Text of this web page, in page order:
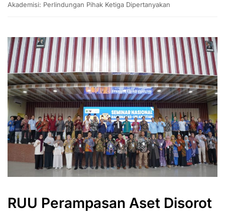
Akademisi: Perlindungan Pihak Ketiga Dipertanyakan
RUU Perampasan Aset Disorot